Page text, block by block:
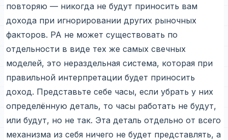
повторяю — никогда не будут приносить вам
дохода при игнорировании других рыночных
факторов. РА не может существовать по
отдельности в виде тех же самых свечных
моделей, это нераздельная система, которая при
правильной интерпретации будет приносить
доход. Представьте себе часы, если убрать у них
определённую деталь, то часы работать не будут,
или будут, но не так. Эта деталь отдельно от всего
механизма из себя ничего не будет представлять, а